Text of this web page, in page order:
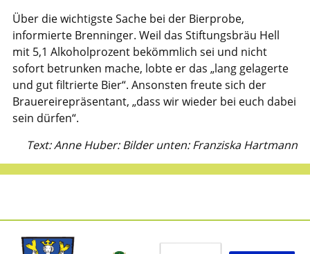
Über die wichtigste Sache bei der Bierprobe,
informierte Brenninger. Weil das Stiftungsbräu Hell
mit 5,1 Alkoholprozent bekömmlich sei und nicht
sofort betrunken mache, lobte er das „lang gelagerte
und gut filtrierte Bier“. Ansonsten freute sich der
Brauereirepräsentant, „dass wir wieder bei euch dabei
sein dürfen“.
Text: Anne Huber: Bilder unten: Franziska Hartmann